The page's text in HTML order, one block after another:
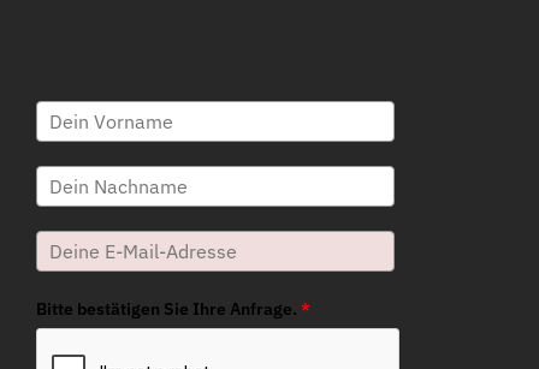
Bitte bestätigen Sie Ihre Anfrage. *